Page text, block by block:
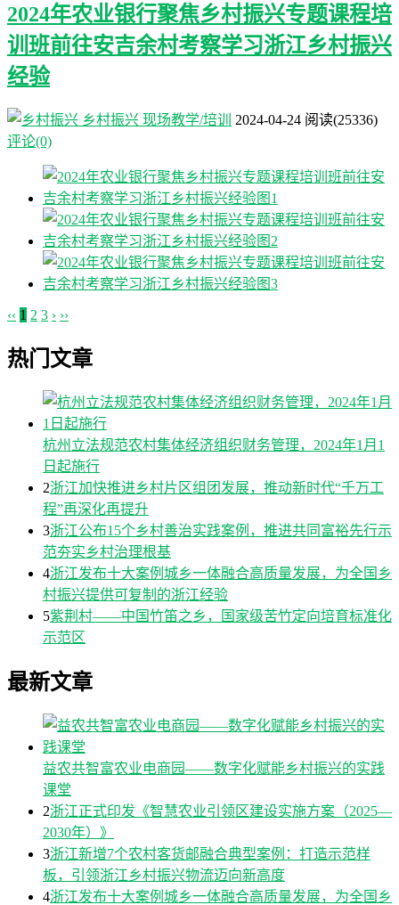
2024年农业银行聚焦乡村振兴专题课程培
训班前往安吉余村考察学习浙江乡村振兴
经验
乡村振兴 现场教学/培训 2024-04-24 阅读(25336)
评论(0)
‹‹ 1 2 3 › ››
热门文章
杭州立法规范农村集体经济组织财务管理，2024年1月1
日起施行
2浙江加快推进乡村片区组团发展，推动新时代“千万工
程”再深化再提升
3浙江公布15个乡村善治实践案例，推进共同富裕先行示
范夯实乡村治理根基
4浙江发布十大案例城乡一体融合高质量发展，为全国乡
村振兴提供可复制的浙江经验
5紫荆村——中国竹笛之乡，国家级苦竹定向培育标准化
示范区
最新文章
益农共智富农业电商园——数字化赋能乡村振兴的实践
课堂
2浙江正式印发《智慧农业引领区建设实施方案（2025—
2030年）》
3浙江新增7个农村客货邮融合典型案例：打造示范样
板，引领浙江乡村振兴物流迈向新高度
4浙江发布十大案例城乡一体融合高质量发展，为全国乡